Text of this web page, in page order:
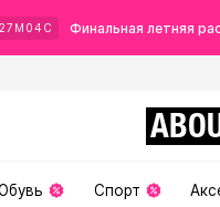
27 М 02 С Финальная летняя
Спорт